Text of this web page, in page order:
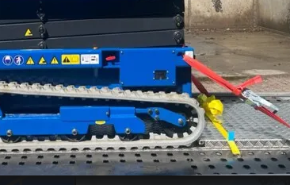
Capri voor Gerrits & Zn
Meesterschilders
Enschede